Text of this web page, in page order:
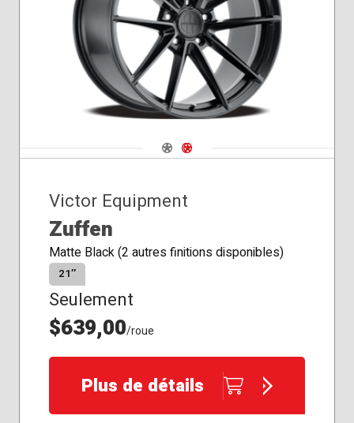
Navigate 1
Navigate 2
Victor Equipment
Zuffen
Matte Black (2 autres finitions disponibles)
21″
Seulement
$639,00/roue
Plus de détails